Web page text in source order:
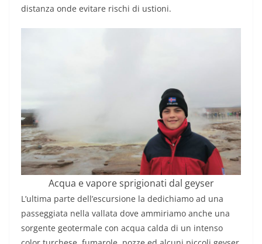
distanza onde evitare rischi di ustioni.
Acqua e vapore sprigionati dal geyser
L’ultima parte dell’escursione la dedichiamo ad una
passeggiata nella vallata dove ammiriamo anche una
sorgente geotermale con acqua calda di un intenso